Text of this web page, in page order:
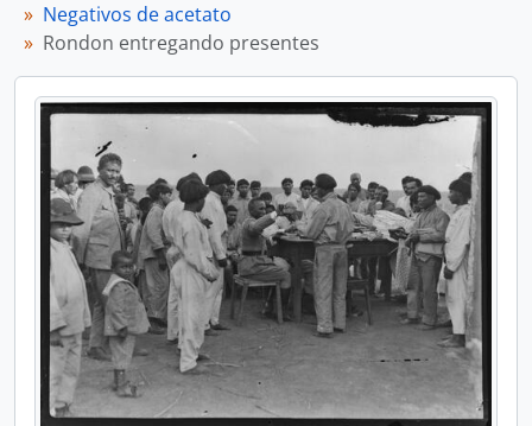
Negativos de acetato
Rondon entregando presentes